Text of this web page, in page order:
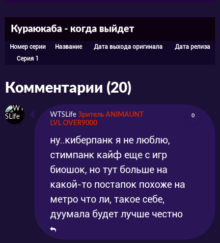
более, некоторые из них могут подумать, что
расправиться с девушкой-машинисткой –
раз плюнуть. Но как же они ошибаются!
Девушки, отвечающие за движение
локомотивов, не так просты. Во-первых, они
вооружены и тоже очень опасны. Во-вторых,
один из поездов и сам по себе не лыком шит:
шутка ли, из него возвышается
внушительная пушка, в боеготовности
которой сомневаться не приходится. И всё-
таки, вряд ли нам поведают о буднях
машинисток, которые на раз-два
справляются с любой задачей. Очевидно, им
придётся столкнуться с действительно
Кураюкаба - когда выйдет
Номер серии Название Дата выхода оригинала
Дата релиза
Серия 1
Комментарии (20)
WTSLife Зритель ANIMAUNT
LVL OVER9000
0
ну..киберпанк я не люблю,
стимпанк кайф еще с игр
биошок, но тут больше на
какой-то постапок похоже на
метро что ли, такое себе,
дуумала будет лучше честно